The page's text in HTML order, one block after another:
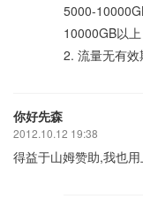
5000-
10000GB以
2. 流量无有效
你好先森
2012.10.12 19:38
得益于山姆赞助,我也